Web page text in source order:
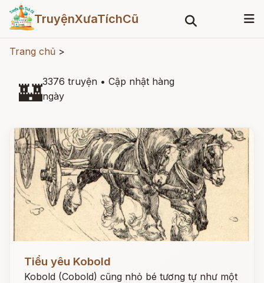
TruyệnXưaTíchCũ
Trang chủ >
🏰3376 truyện • Cập nhật hàng
ngày
Đọc ngay
Tiểu yêu Kobold
Kobold (Cobold) cũng nhỏ bé tương tự như một